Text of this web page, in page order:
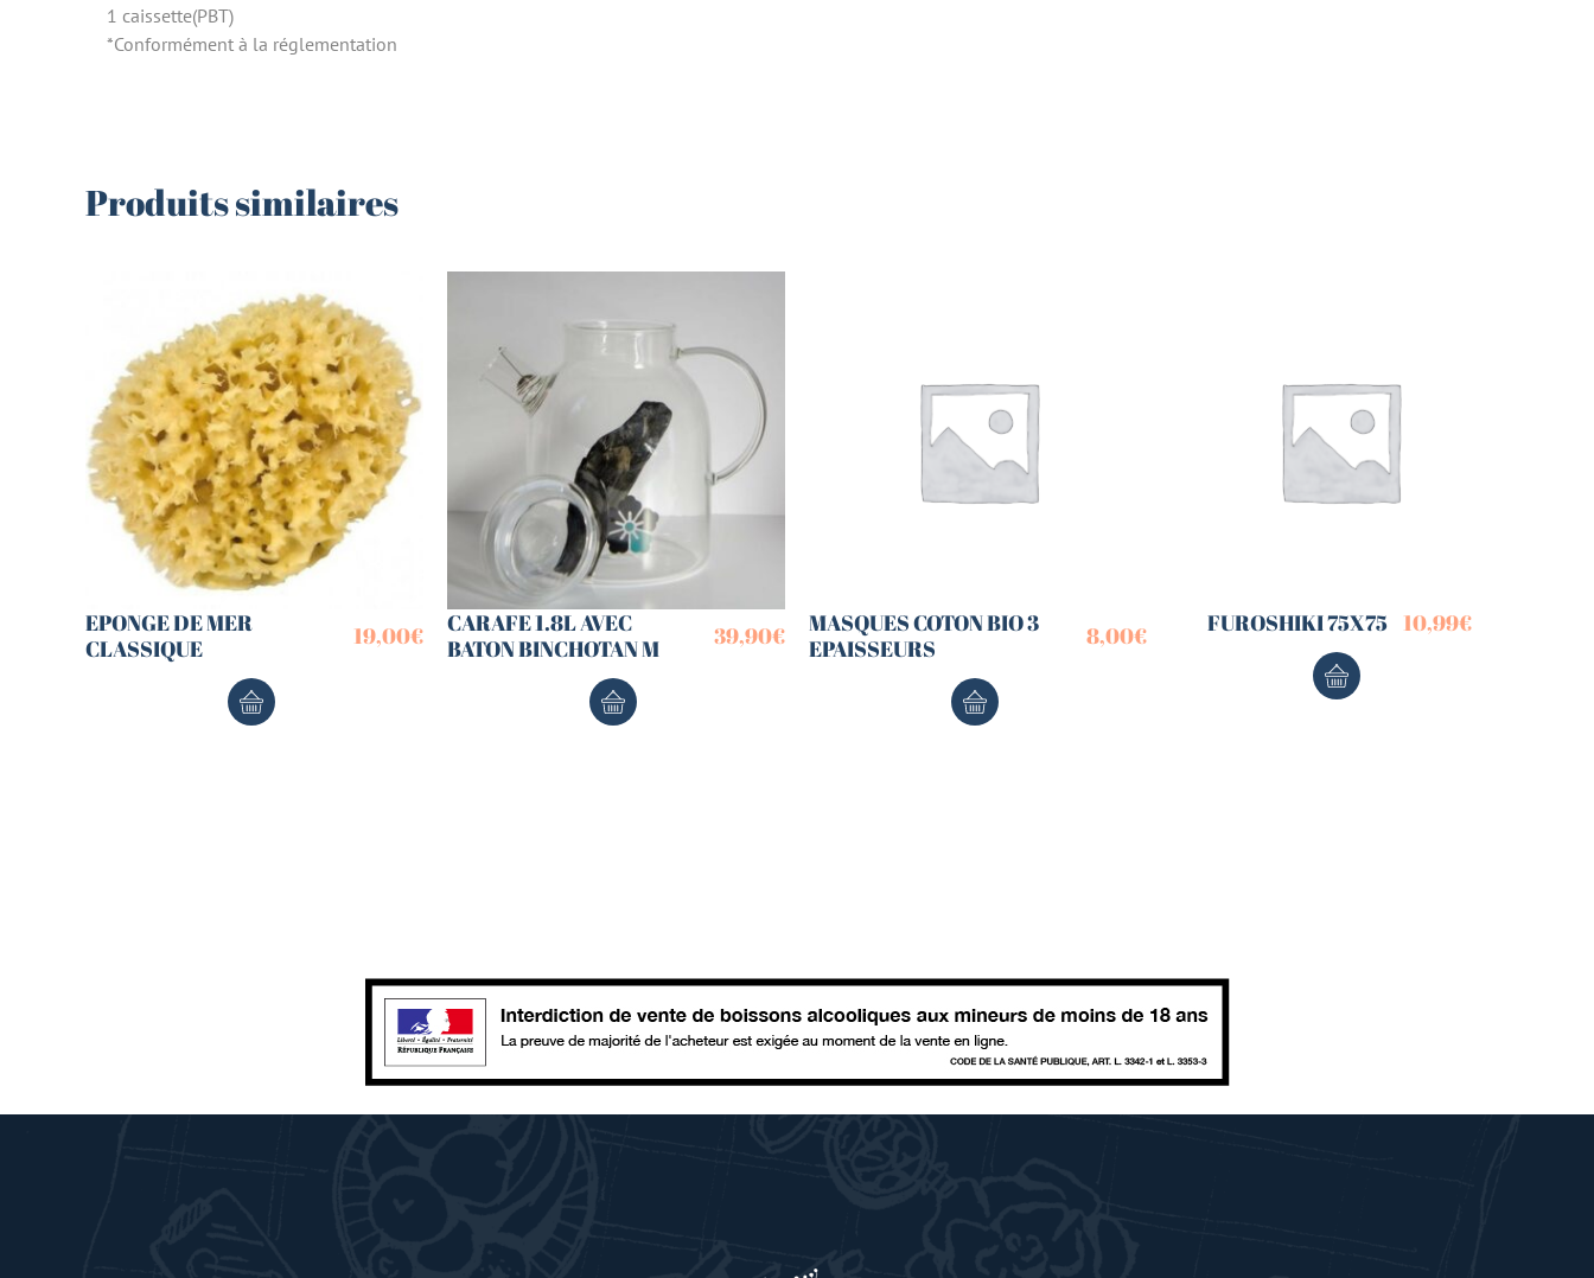
1 caissette(PBT)
*Conformément à la réglementation
Produits similaires
EPONGE DE MER
CLASSIQUE
19,00€
CARAFE 1.8L AVEC
BATON BINCHOTAN M
39,90€
MASQUES COTON BIO 3
EPAISSEURS
8,00€ FUROSHIKI 75X75 10,99€